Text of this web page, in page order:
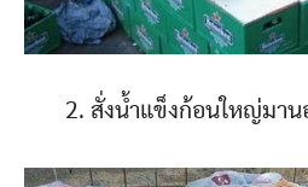
2. สั่งน้ำแข็งก้อนใหญ่มาน